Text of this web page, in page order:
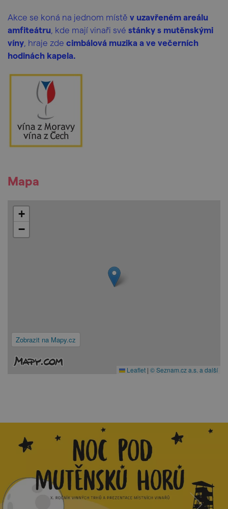
Akce se koná na jednom místě v uzavřeném areálu
amfiteátru , kde mají vinaři své stánky s mutěnskými
víny , hraje zde cimbálová muzika a ve večerních
hodinách kapela.
Mapa
Zobrazit na Mapy.cz
+
−
Leaflet | © Seznam.cz a.s. a další